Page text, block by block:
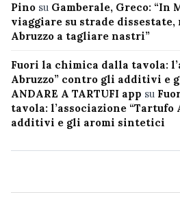
Pino su Gamberale, Greco: “In
viaggiare su strade dissestate,
Abruzzo a tagliare nastri”
Fuori la chimica dalla tavola:
Abruzzo” contro gli additivi e
ANDARE A TARTUFI app su
tavola: l’associazione “Tartufo
additivi e gli aromi sintetici